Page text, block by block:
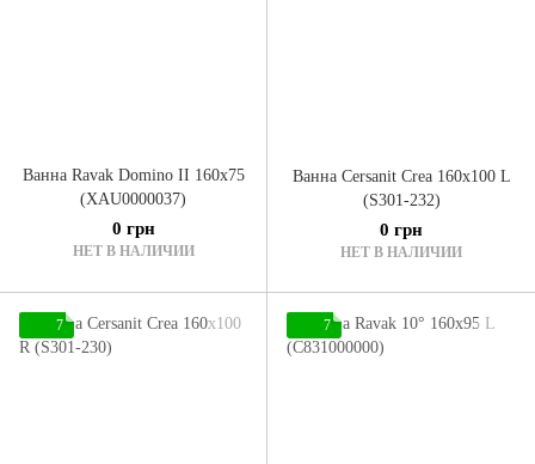
Ванна Ravak Domino II 160x75
(XAU0000037)
0 грн
НЕТ В НАЛИЧИИ
Ванна Cersanit Crea 160x100 L
(S301-232)
0 грн
НЕТ В НАЛИЧИИ
7 7